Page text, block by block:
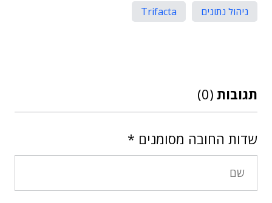
ניהול נתונים
Trifacta
תגובות (0)
שדות החובה מסומנים *